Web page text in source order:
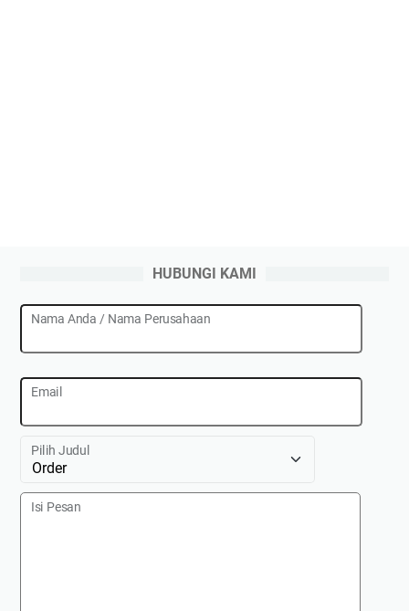
HUBUNGI KAMI
Nama Anda / Nama Perusahaan
Email
Pilih Judul
Isi Pesan